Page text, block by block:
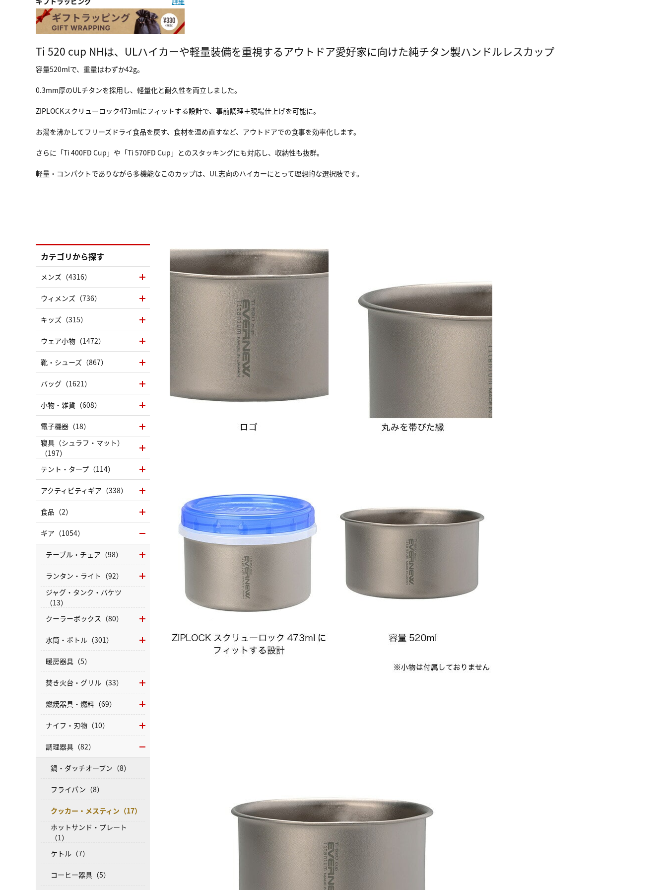
Ti 520 cup NHは、ULハイカーや軽量装備を重視するアウトドア愛好家に向けた純チタン製ハンドルレスカップ
容量520mlで、重量はわずか42g。
0.3mm厚のULチタンを採用し、軽量化と耐久性を両立しました。
ZIPLOCKスクリューロック473mlにフィットする設計で、事前調理＋現場仕上げを可能に。
お湯を沸かしてフリーズドライ食品を戻す、食材を温め直すなど、アウトドアでの食事を効率化します。
さらに「Ti 400FD Cup」や「Ti 570FD Cup」とのスタッキングにも対応し、収納性も抜群。
軽量・コンパクトでありながら多機能なこのカップは、UL志向のハイカーにとって理想的な選択肢です。
カテゴリから探す
メンズ（4316）
ウィメンズ（736）
キッズ（315）
ウェア小物（1472）
靴・シューズ（867）
バッグ（1621）
小物・雑貨（608）
電子機器（18）
寝具（シュラフ・マット）
（197）
テント・タープ（114）
アクティビティギア（338）
食品（2）
ギア（1054）
テーブル・チェア（98）
ランタン・ライト（92）
ジャグ・タンク・バケツ
（13）
クーラーボックス（80）
水筒・ボトル（301）
暖房器具（5）
焚き火台・グリル（33）
燃焼器具・燃料（69）
ナイフ・刃物（10）
調理器具（82）
鍋・ダッチオーブン（8）
フライパン（8）
クッカー・メスティン（17）
ホットサンド・プレート
（1）
ケトル（7）
コーヒー器具（5）